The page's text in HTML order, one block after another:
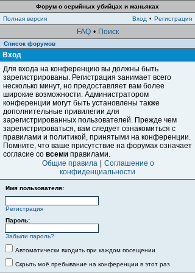
Форум о серийных убийцах и маньяках
Полная версия
Вход • Регистрация
FAQ • Поиск
Список форумов
Вход
Для входа на конференцию вы должны быть
зарегистрированы. Регистрация занимает всего
несколько минут, но предоставляет вам более
широкие возможности. Администратором
конференции могут быть установлены также
дополнительные привилегии для
зарегистрированных пользователей. Прежде чем
зарегистрироваться, вам следует ознакомиться с
правилами и политикой, принятыми на конференции.
Помните, что ваше присутствие на форумах означает
согласие со всеми правилами.
Общие правила
Соглашение о
конфиденциальности
Имя пользователя:
Регистрация
Пароль:
Забыли пароль?
Автоматически входить при каждом посещении
Скрыть моё пребывание на конференции в этот раз